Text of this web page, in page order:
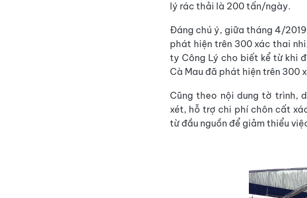
lý rác thải là 200 tấn/ngày.
Đáng chú ý, giữa tháng 4/
phát hiện trên 300 xác thai
ty Công Lý cho biết kể từ khi
Cà Mau đã phát hiện trên 300
Cũng theo nội dung tờ trình,
xét, hỗ trợ chi phí chôn cất
từ đầu nguồn để giảm thiểu